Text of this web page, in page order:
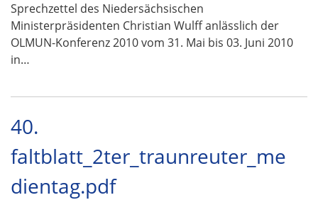
Sprechzettel des Niedersächsischen
Ministerpräsidenten Christian Wulff anlässlich der
OLMUN-Konferenz 2010 vom 31. Mai bis 03. Juni 2010
in…
40.
faltblatt_2ter_traunreuter_me
dientag.pdf